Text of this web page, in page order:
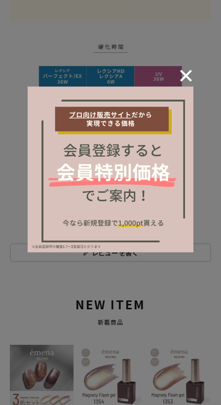
レビューを書く
NEW ITEM
新着商品